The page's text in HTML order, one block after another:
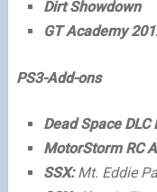
Dirt Showdown
GT Academy
PS3-Add-ons
Dead Space DLC
MotorStorm RC
SSX:Mt. Eddie